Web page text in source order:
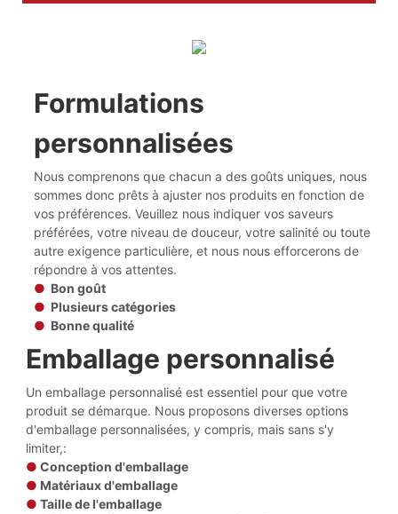
Formulations
personnalisées
Nous comprenons que chacun a des goûts uniques, nous
sommes donc prêts à ajuster nos produits en fonction de
vos préférences. Veuillez nous indiquer vos saveurs
préférées, votre niveau de douceur, votre salinité ou toute
autre exigence particulière, et nous nous efforcerons de
répondre à vos attentes.
● Bon goût
● Plusieurs catégories
● Bonne qualité
Emballage personnalisé
Un emballage personnalisé est essentiel pour que votre
produit se démarque. Nous proposons diverses options
d'emballage personnalisées, y compris, mais sans s'y
limiter,:
●Conception d'emballage
● Matériaux d'emballage
●Taille de l'emballage